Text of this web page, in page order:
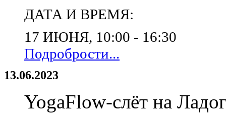
ДАТА И ВРЕМЯ:
17 ИЮНЯ, 10:00 - 16:30
Подробрости...
13.06.2023
YogaFlow-слёт на